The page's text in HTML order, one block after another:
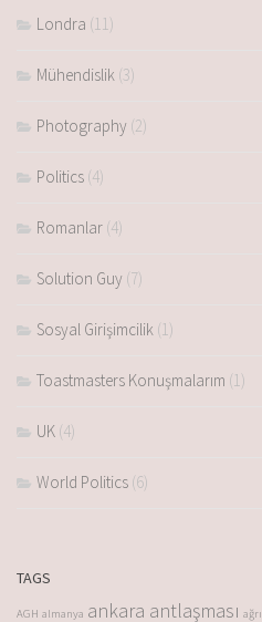
Londra (11)
Mühendislik (3)
Photography (2)
Politics (4)
Romanlar (4)
Solution Guy (7)
Sosyal Girişimcilik (1)
Toastmasters Konuşmalarım (1)
UK (4)
World Politics (6)
TAGS
AGH almanya ankara antlaşması ağrı